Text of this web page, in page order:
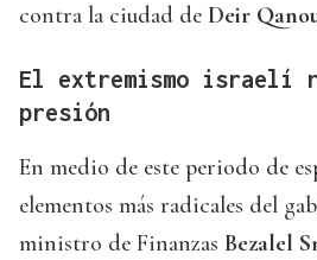
contra la ciudad de Deir
El extremismo israelí
presión
En medio de este periodo de
elementos más radicales del
ministro de Finanzas Bezalel